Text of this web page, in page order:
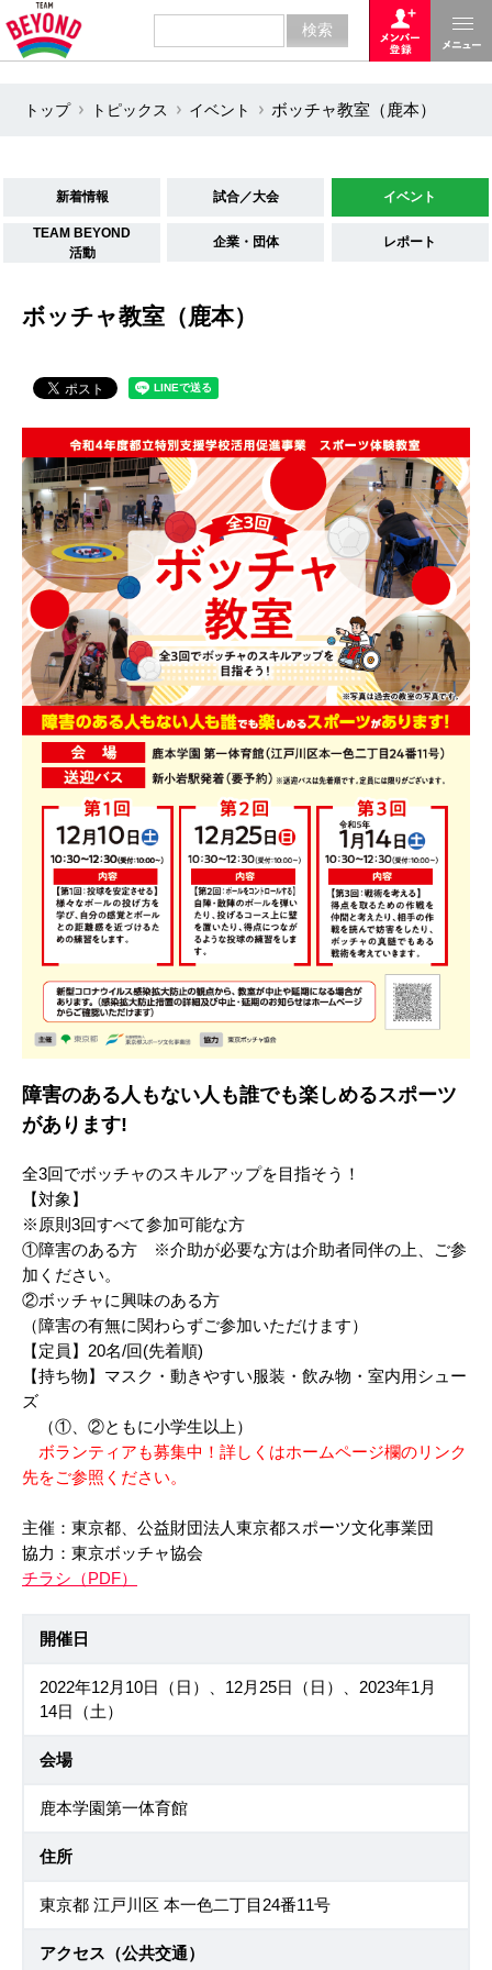
トップ トピックス イベント ボッチャ教室（鹿本）
新着情報 試合／大会 イベント
TEAM BEYOND
活動
企業・団体 レポート
ボッチャ教室（鹿本）
障害のある人もない人も誰でも楽しめるスポーツ
があります!
全3回でボッチャのスキルアップを目指そう！
【対象】
※原則3回すべて参加可能な方
①障害のある方 ※介助が必要な方は介助者同伴の上、ご参
加ください。
②ボッチャに興味のある方
（障害の有無に関わらずご参加いただけます）
【定員】20名/回(先着順)
【持ち物】マスク・動きやすい服装・飲み物・室内用シュー
ズ
（①、②ともに小学生以上）
ボランティアも募集中！詳しくはホームページ欄のリンク
先をご参照ください。
主催：東京都、公益財団法人東京都スポーツ文化事業団
協力：東京ボッチャ協会
チラシ（PDF）
開催日
2022年12月10日（日）、12月25日（日）、2023年1月
14日（土）
会場
鹿本学園第一体育館
住所
東京都 江戸川区 本一色二丁目24番11号
アクセス（公共交通）